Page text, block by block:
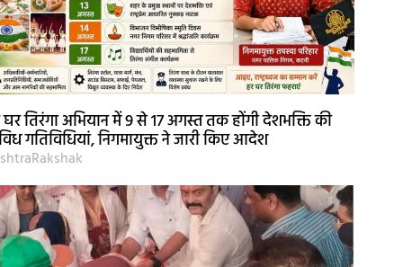
तिरंगा अभियान में 9 से 17 अगस्त तक होंगी देशभक्ति की
गतिविधियां, निगमायुक्त ने जारी किए आदेश